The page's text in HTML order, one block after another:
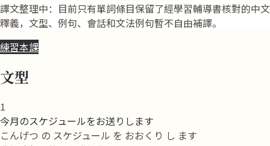
譯文整理中：目前只有單詞條目保留了經學習輔導書核對的中文
釋義，文型、例句、會話和文法例句暫不自由補譯。
練習本課
文型
1
今月のスケジュールをお送りします
こんげつ の スケジュール を おおくり し ます